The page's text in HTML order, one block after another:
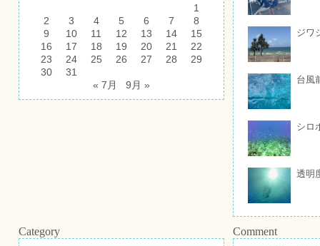
1
2
3 4 5 6 7
8
9
10 11 12 13 14
15
16
17 18 19 20 21
22
23
24 25 26 27 28
29
30
31
« 7月
9月 »
ジワ
台風
シロ
透明
Category Comment